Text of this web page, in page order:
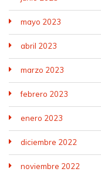
mayo 2023
abril 2023
marzo 2023
febrero 2023
enero 2023
diciembre 2022
noviembre 2022